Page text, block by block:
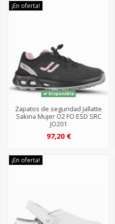
¡En oferta!
Disponible
Zapatos de seguridad Jallatte
Sakina Mujer O2 FO ESD SRC
JO201
97,20 €
¡En oferta!